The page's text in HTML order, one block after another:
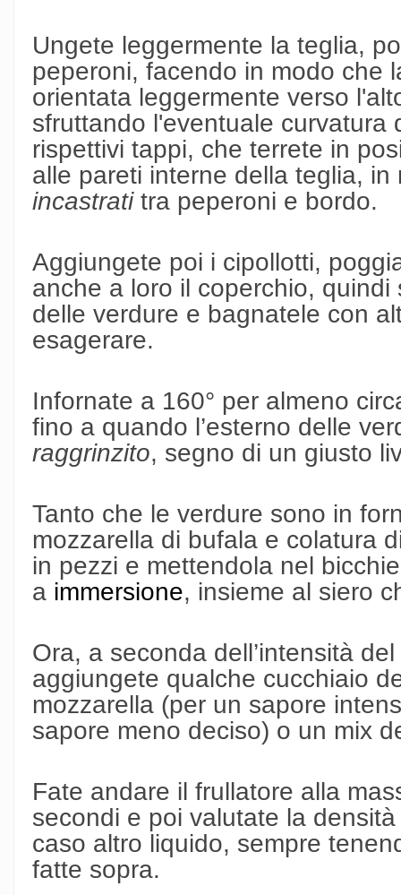
Ungete leggermente la teglia,
peperoni, facendo in modo che
orientata leggermente verso
sfruttando l'eventuale
rispettivi tappi, che terrete in
alle pareti interne della teglia,
incastratitra peperoni e bordo.
Aggiungete poi i cipollotti,
anche a loro il coperchio, quindi
delle verdure e bagnatele con
esagerare.
Infornate a 160° per almeno
fino a quando l’esterno delle
raggrinzito, segno di un giusto
Tanto che le verdure sono in
mozzarella di bufala e colatura
in pezzi e mettendola nel
a immersione, insieme al siero
Ora, a seconda dell’intensità
aggiungete qualche cucchiaio
mozzarella (per un sapore
sapore meno deciso) o un mix
Fate andare il frullatore alla
secondi e poi valutate la
caso altro liquido, sempre
fatte sopra.